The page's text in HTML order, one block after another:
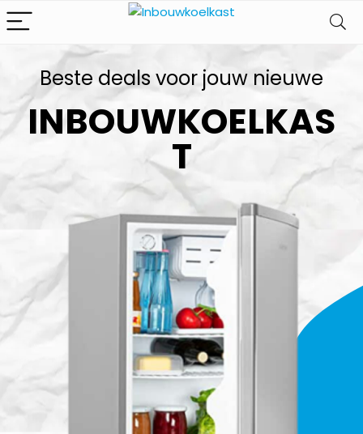
Beste deals voor jouw nieuwe
INBOUWKOELKAS
T